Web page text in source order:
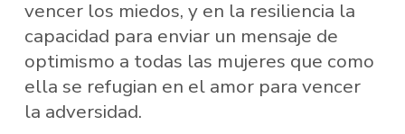
vencer los miedos, y en la resiliencia la
capacidad para enviar un mensaje de
optimismo a todas las mujeres que como
ella se refugian en el amor para vencer
la adversidad.